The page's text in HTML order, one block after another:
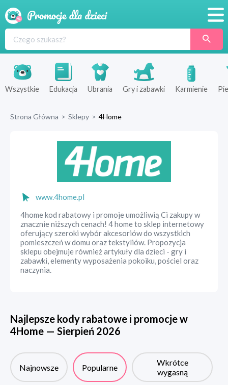
Produkty
Sklepy
Wszystkie Edukacja Ubrania Gry i zabawki Karmienie
Strona Główna > Sklepy > 4Home
www.4home.pl
4home kod rabatowy i promoje umożliwią Ci zakupy w
znacznie niższych cenach! 4 home to sklep internetowy
oferujący szeroki wybór akcesoriów do wszystkich
pomieszczeń w domu oraz tekstyliów. Propozycja
sklepu obejmuje również artykuły dla dzieci - gry i
zabawki, elementy wyposażenia pokoiku, pościel oraz
naczynia.
Najlepsze kody rabatowe i promocje w
4Home — Sierpień 2026
Najnowsze Popularne
Wkrótce
wygasną